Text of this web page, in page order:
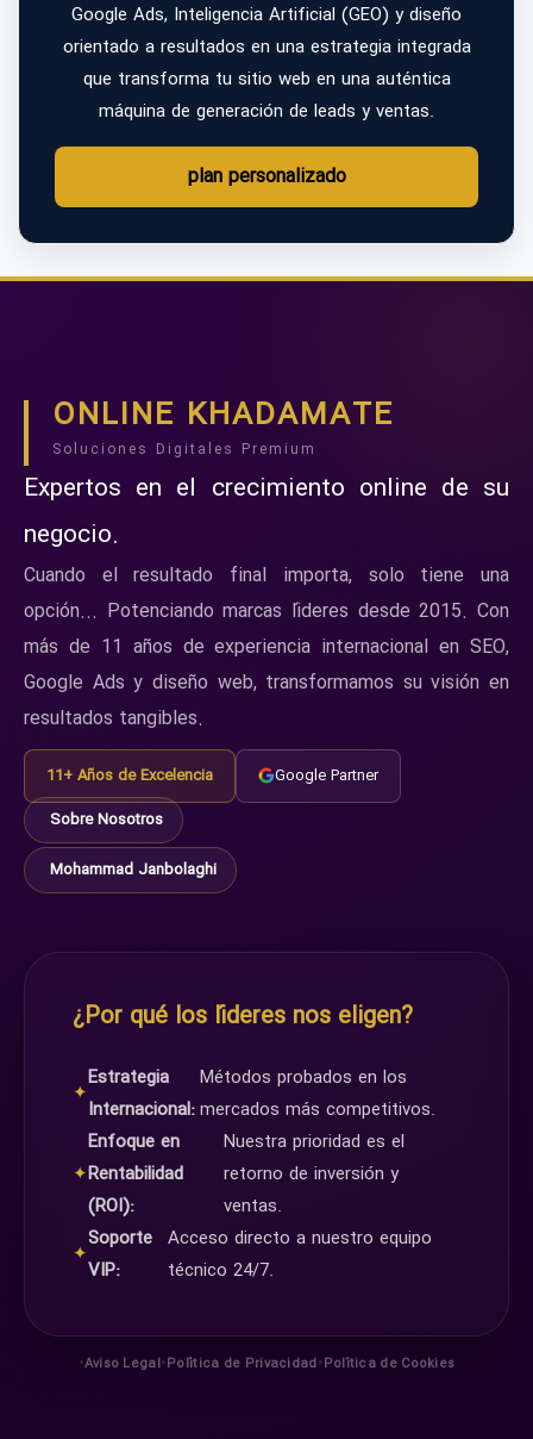
Google Ads, Inteligencia Artificial (GEO) y diseño
orientado a resultados en una estrategia integrada
que transforma tu sitio web en una auténtica
máquina de generación de leads y ventas.
plan personalizado
ONLINE KHADAMATE
Soluciones Digitales Premium
Expertos en el crecimiento online de su
negocio.
Cuando el resultado final importa, solo tiene una
opción... Potenciando marcas líderes desde 2015. Con
más de 11 años de experiencia internacional en SEO,
Google Ads y diseño web, transformamos su visión en
resultados tangibles.
11+ Años de Excelencia
Google Partner
Sobre Nosotros
Mohammad Janbolaghi
¿Por qué los líderes nos eligen?
✦
Estrategia
Internacional:
Métodos probados en los
mercados más competitivos.
✦
Enfoque en
Rentabilidad
(ROI):
Nuestra prioridad es el
retorno de inversión y
ventas.
✦
Soporte
VIP:
Acceso directo a nuestro equipo
técnico 24/7.
•Aviso Legal•Política de Privacidad•Política de Cookies